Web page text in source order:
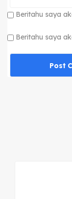
Beritahu saya
Beritahu saya